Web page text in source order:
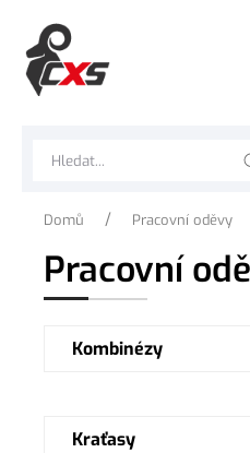
Domů / Pracovní oděvy
Pracovní
Kombinézy
Kraťasy